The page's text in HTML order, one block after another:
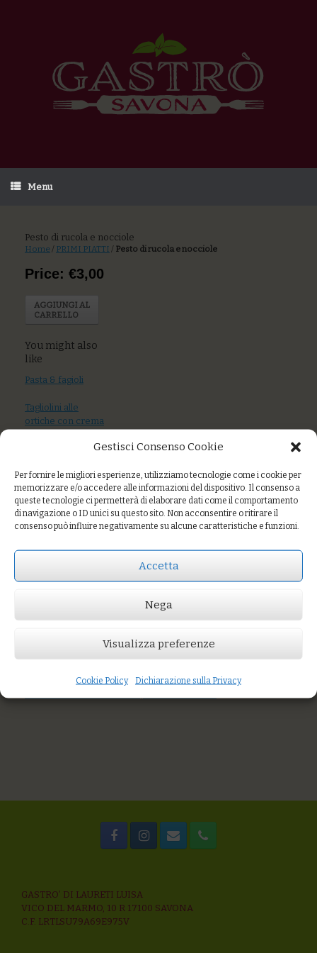
Gestisci Consenso Cookie
Per fornire le migliori esperienze, utilizziamo tecnologie come i cookie per
memorizzare e/o accedere alle informazioni del dispositivo. Il consenso a
queste tecnologie ci permetterà di elaborare dati come il comportamento
di navigazione o ID unici su questo sito. Non acconsentire o ritirare il
consenso può influire negativamente su alcune caratteristiche e funzioni.
Accetta
Nega
Visualizza preferenze
Cookie Policy Dichiarazione sulla Privacy
Menu
Pesto di rucola e nocciole
Home / PRIMI PIATTI / Pesto di rucola e nocciole
AGGIUNGI AL CARRELLO
Sugo di mare al verde senza spine
Price: €3,00
AGGIUNGI AL
CARRELLO
You might also
like
Pasta & fagioli
Tagliolini alle
ortiche con crema
croccante all’aglio
Pasta di grani
antichi al sugo di
polpo, olive
taggiasche,
capperi e polvere
GASTRO’ DI LAURETI LUISA
VICO DEL MARMO, 10 R 17100 SAVONA
C.F. LRTLSU79A69E975V